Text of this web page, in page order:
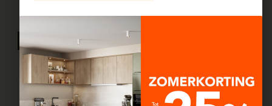
Onze tips voor
houten wandpanelen